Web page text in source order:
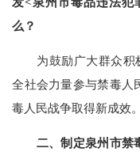
么？
为鼓励广大群众积
全社会力量参与禁毒人
毒人民战争取得新成效。
二、制定泉州市禁毒